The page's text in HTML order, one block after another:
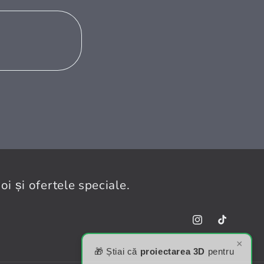
și ofertele speciale.
Instagram
TikTok
×
🎁 Știai că proiectarea 3D pentru